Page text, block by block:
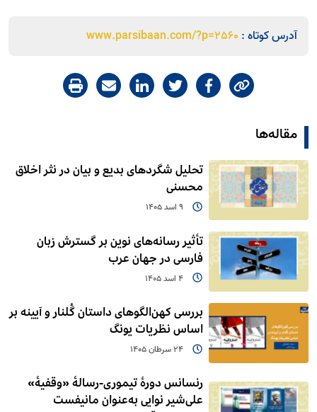
آدرس کوتاه : www.parsibaan.com/?p=2560
مقاله‌ها
تحلیل شگردهای بدیع و بیان در نثر اخلاق
محسنی
9 اسد 1405
تأثیر رسانه‌های نوین بر گسترش زبان
فارسی در جهان عرب
4 اسد 1405
بررسی کهن‌الگوهای داستان گُلنار و آیینه بر
اساس نظریات یونگ
24 سرطان 1405
رنسانس دورۀ تیموری-رسالۀ «وقفیۀ»
علی‌شیر نوایی به‌عنوان مانیفست